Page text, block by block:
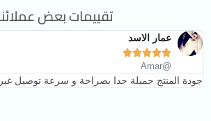
تقييمات بعض
عمار الاسد





@Amar
جودة المنتج جميلة جدا بصراحة و سرعة توصيل غير